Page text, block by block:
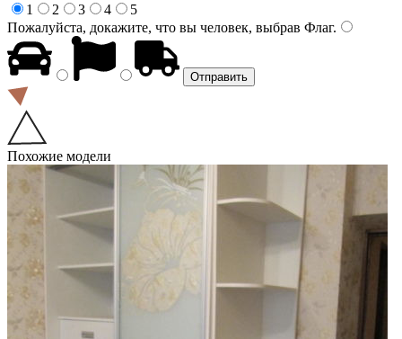
1
2 3 4
5
Пожалуйста, докажите, что вы человек, выбрав Флаг.
Похожие модели